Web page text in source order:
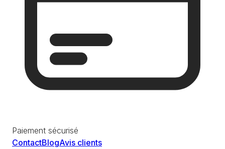
Paiement sécurisé
ContactBlogAvis clients